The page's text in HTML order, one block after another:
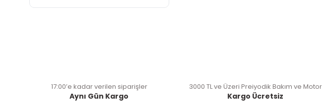
17:00’e kadar verilen siparişler
Aynı Gün Kargo
3000 TL ve Üzeri Preiyodik Bakım ve Motor
Kargo Ücretsiz